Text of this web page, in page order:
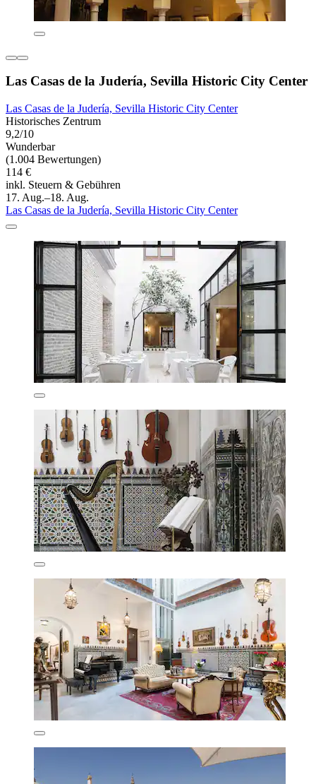
Las Casas de la Judería, Sevilla Historic City Center
Las Casas de la Judería, Sevilla Historic City Center
Historisches Zentrum
9,2/10
Wunderbar
(1.004 Bewertungen)
114 €
inkl. Steuern & Gebühren
17. Aug.–18. Aug.
Las Casas de la Judería, Sevilla Historic City Center